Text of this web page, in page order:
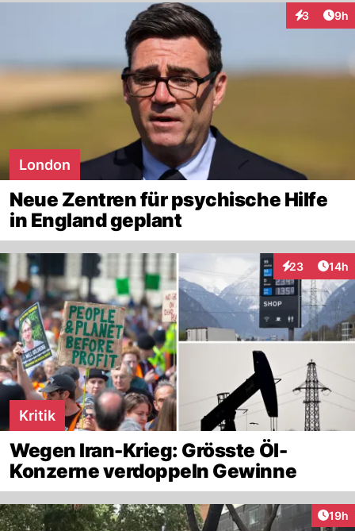
3 9h
London
Neue Zentren für psychische Hilfe
in England geplant
23
Interaktionen
14h
Kritik
Wegen Iran-Krieg: Grösste Öl-
Konzerne verdoppeln Gewinne
19h